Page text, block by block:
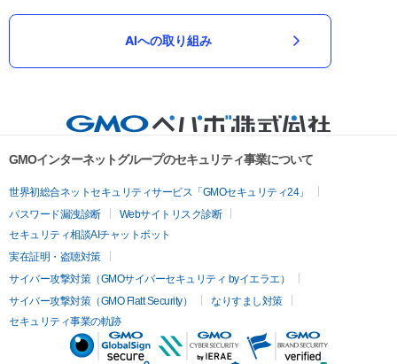
AIへの取り組み
GMOインターネットグループのセキュリティ事業について
世界初総合ネットセキュリティサービス「GMOセキュリティ24」
パスワード漏洩診断
Webサイトリスク診断
セキュリティ相談AIチャットボット
実在証明・盗聴対策
サイバー攻撃対策（GMOサイバーセキュリティ byイエラエ）
サイバー攻撃対策（GMO Flatt Security）
なりすまし対策
セキュリティ事業の軌跡